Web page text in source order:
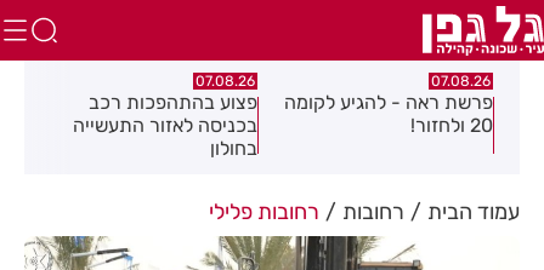
07.08.26
פרשת ראה - להגיע לקומה
20 ולחזור!
07.08.26
פצוע בהתהפכות רכב
בכניסה לאזור התעשייה
בחולון
עמוד הבית רחובות רחובות פלילי